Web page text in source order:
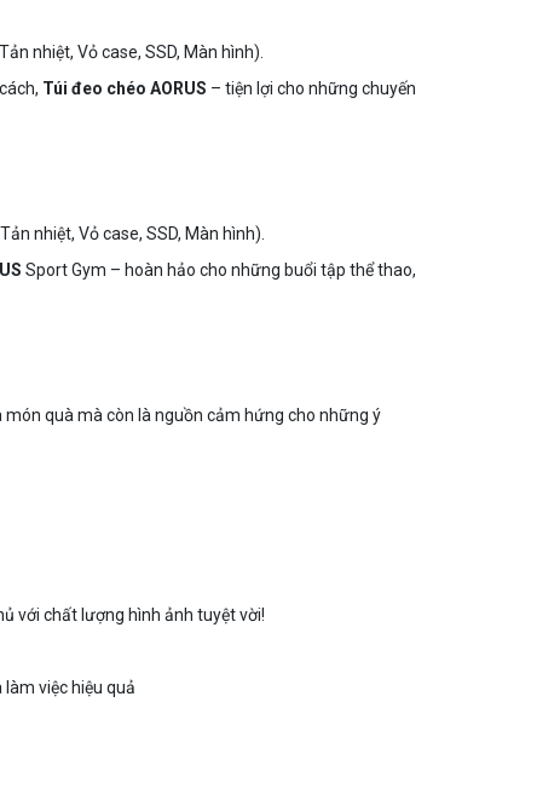
nhiệt, Vỏ case, SSD, Màn hình).
Túi đeo chéo AORUS – tiện lợi cho những chuyến
nhiệt, Vỏ case, SSD, Màn hình).
Sport Gym – hoàn hảo cho những buổi tập thể thao,
món quà mà còn là nguồn cảm hứng cho những ý
với chất lượng hình ảnh tuyệt vời!
việc hiệu quả